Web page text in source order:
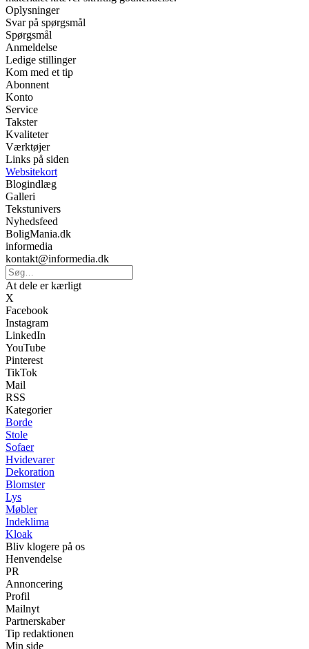
Oplysninger
Svar på spørgsmål
Spørgsmål
Anmeldelse
Ledige stillinger
Kom med et tip
Abonnent
Konto
Service
Takster
Kvaliteter
Værktøjer
Links på siden
Websitekort
Blogindlæg
Galleri
Tekstunivers
Nyhedsfeed
BoligMania.dk
informedia
kontakt@informedia.dk
At dele er kærligt
X
Facebook
Instagram
LinkedIn
YouTube
Pinterest
TikTok
Mail
RSS
Kategorier
Borde
Stole
Sofaer
Hvidevarer
Dekoration
Blomster
Lys
Møbler
Indeklima
Kloak
Bliv klogere på os
Henvendelse
PR
Annoncering
Profil
Mailnyt
Partnerskaber
Tip redaktionen
Min side